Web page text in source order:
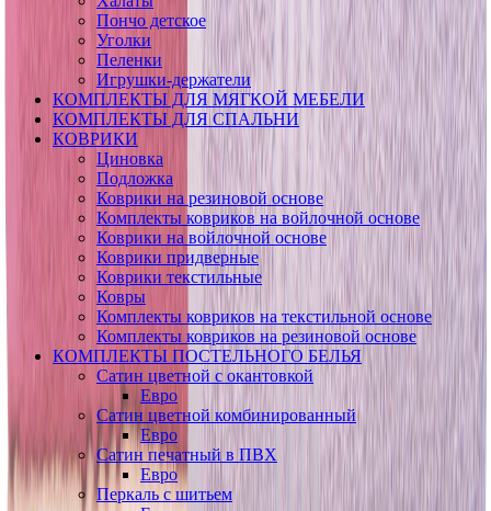
Пончо детское
Уголки
Пеленки
Игрушки-держатели
КОМПЛЕКТЫ ДЛЯ МЯГКОЙ МЕБЕЛИ
КОМПЛЕКТЫ ДЛЯ СПАЛЬНИ
КОВРИКИ
Циновка
Подложка
Коврики на резиновой основе
Комплекты ковриков на войлочной основе
Коврики на войлочной основе
Коврики придверные
Коврики текстильные
Ковры
Комплекты ковриков на текстильной основе
Комплекты ковриков на резиновой основе
КОМПЛЕКТЫ ПОСТЕЛЬНОГО БЕЛЬЯ
Сатин цветной с окантовкой
Евро
Сатин цветной комбинированный
Евро
Сатин печатный в ПВХ
Евро
Перкаль с шитьем